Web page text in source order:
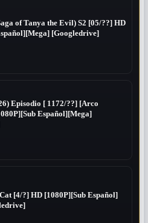
of Tanya the Evil) S2 [05/??] HD
[Googledrive]
Episodio [ 1172/??] [Arco
Español][Mega]
Español]